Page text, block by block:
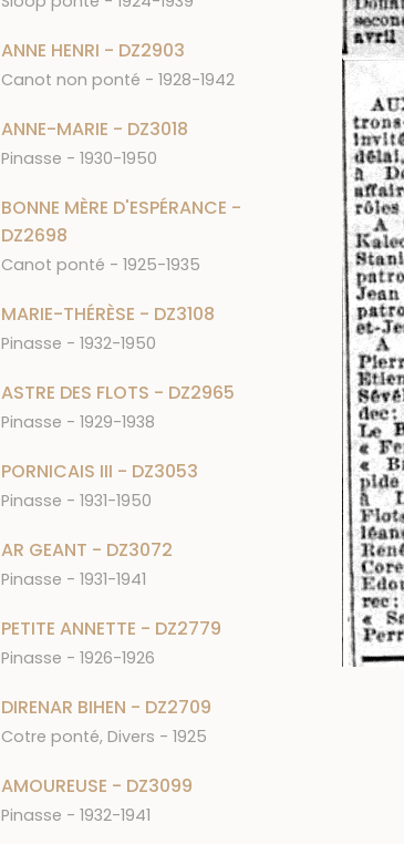
ANNE HENRI - DZ2903
Canot non ponté - 1928-1942
ANNE-MARIE - DZ3018
Pinasse - 1930-1950
BONNE MÈRE D'ESPÉRANCE -
DZ2698
Canot ponté - 1925-1935
MARIE-THÉRÈSE - DZ3108
Pinasse - 1932-1950
ASTRE DES FLOTS - DZ2965
Pinasse - 1929-1938
PORNICAIS III - DZ3053
Pinasse - 1931-1950
AR GEANT - DZ3072
Pinasse - 1931-1941
PETITE ANNETTE - DZ2779
Pinasse - 1926-1926
DIRENAR BIHEN - DZ2709
Cotre ponté, Divers - 1925
AMOUREUSE - DZ3099
Pinasse - 1932-1941